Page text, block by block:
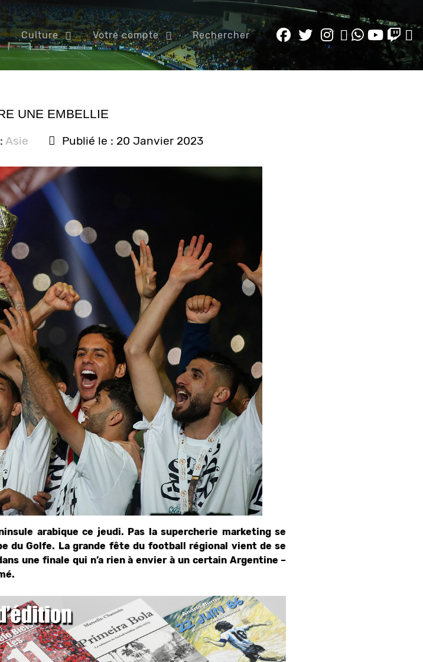
Culture Votre compte Rechercher
UNE EMBELLIE
Asie Publié le : 20 Janvier 2023
arabique ce jeudi. Pas la supercherie marketing se
du Golfe. La grande fête du football régional vient de se
une finale qui n’a rien à envier à un certain Argentine –